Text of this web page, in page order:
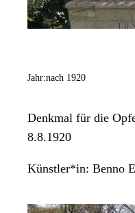
Jahr:nach 1920
Denkmal für die
8.8.1920
Künstler*in: Benno